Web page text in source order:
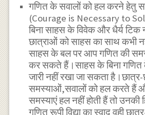
गणित के सवालों को हल करने हेतु
(Courage is Necessary to
बिना साहस के विवेक और धैर्य टिक
छात्राओं को साहस का साथ कभी
साहस के बल पर आप गणित की
कर सकते हैं।साहस के बिना गणित
जारी नहीं रखा जा सकता
समस्याओं,सवालों को हल करते हैं
समस्याएं हल नहीं होती हैं तो उनकी
गणित रूपी विद्या का स्वाद वही